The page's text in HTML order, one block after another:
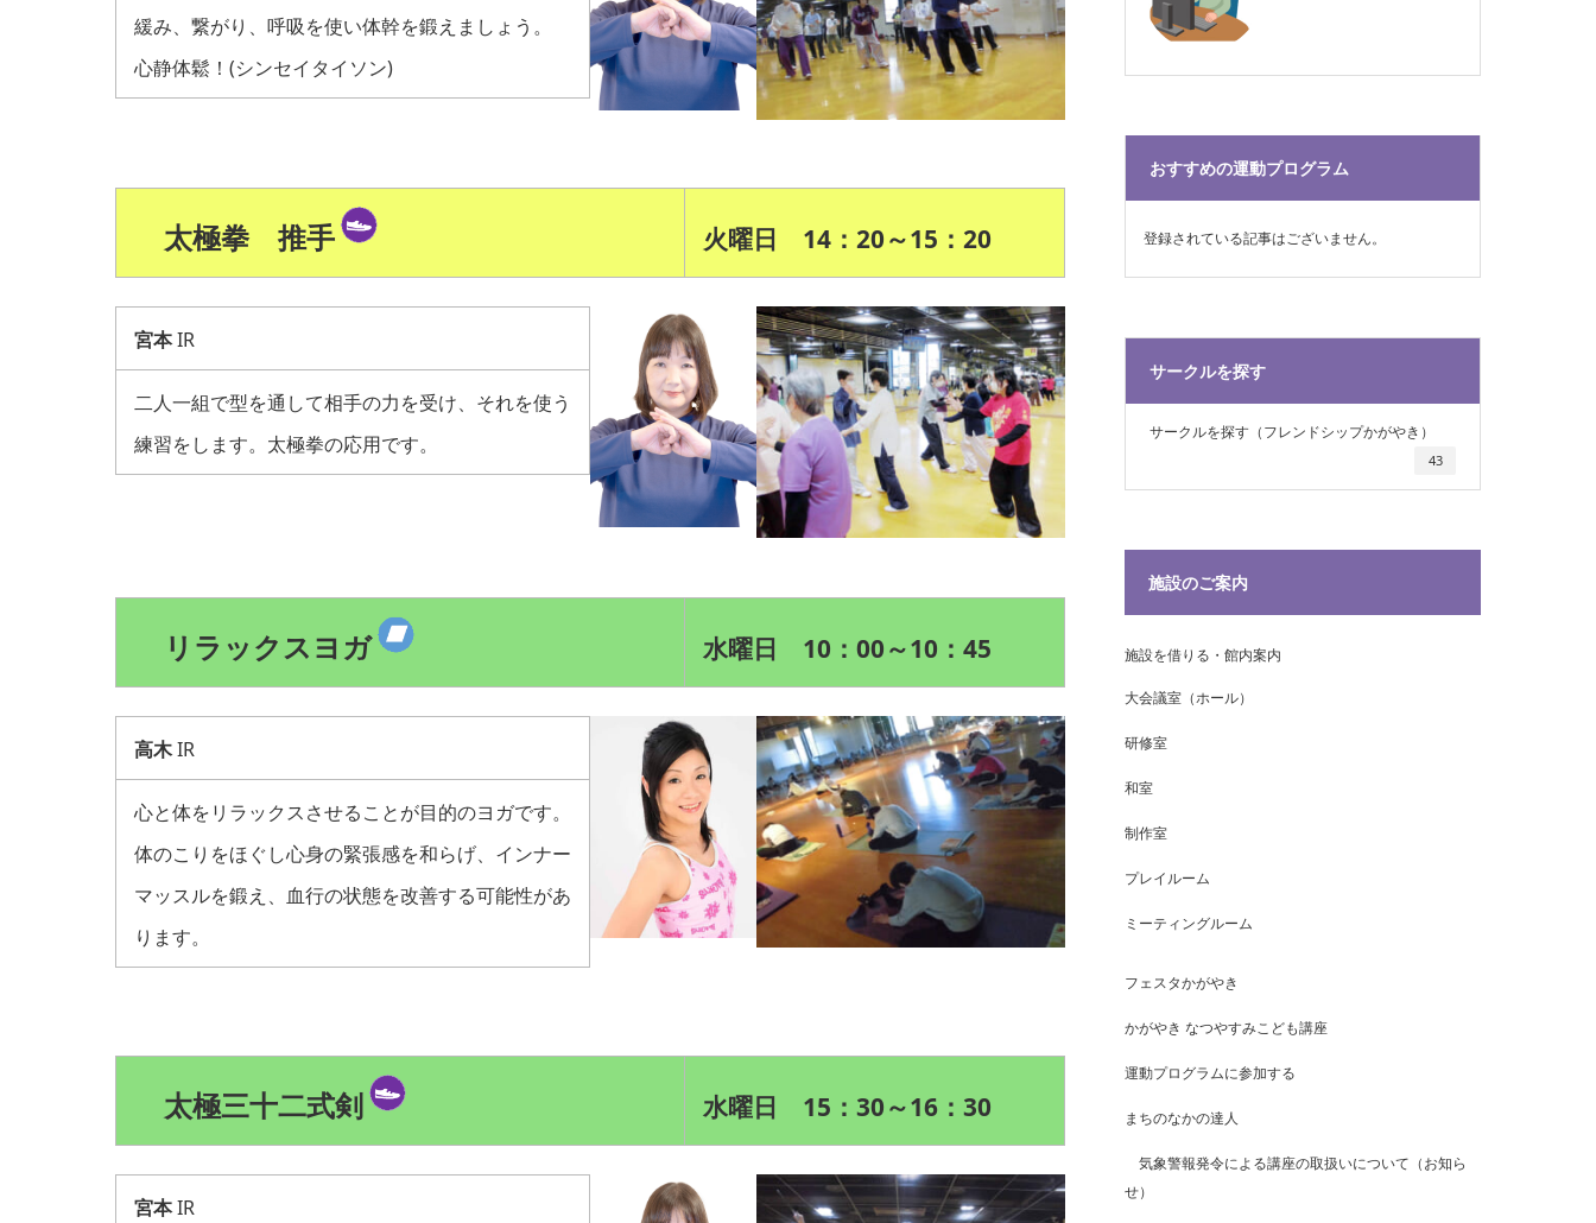
緩み、繋がり、呼吸を使い体幹を鍛えましょう。
心静体鬆！(シンセイタイソン)
太極拳 推手 火曜日 14：20～15：20
宮本IR
二人一組で型を通して相手の力を受け、それを使う
練習をします。太極拳の応用です。
リラックスヨガ 水曜日 10：00～10：45
高木IR
心と体をリラックスさせることが目的のヨガです。
体のこりをほぐし心身の緊張感を和らげ、インナー
マッスルを鍛え、血行の状態を改善する可能性があ
ります。
太極三十二式剣 水曜日 15：30～16：30
宮本IR
おすすめの運動プログラム
登録されている記事はございません。
サークルを探す
サークルを探す（フレンドシップかがやき）
43
施設のご案内
施設を借りる・館内案内
大会議室（ホール）
研修室
和室
制作室
プレイルーム
ミーティングルーム
フェスタかがやき
かがやき なつやすみこども講座
運動プログラムに参加する
まちのなかの達人
気象警報発令による講座の取扱いについて（お知ら
せ）